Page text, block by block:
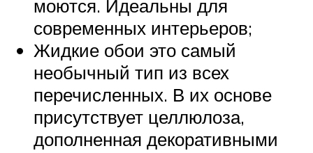
моются. Идеальны для
современных интерьеров;
Жидкие обои это самый
необычный тип из всех
перечисленных. В их основе
присутствует целлюлоза,
дополненная декоративными